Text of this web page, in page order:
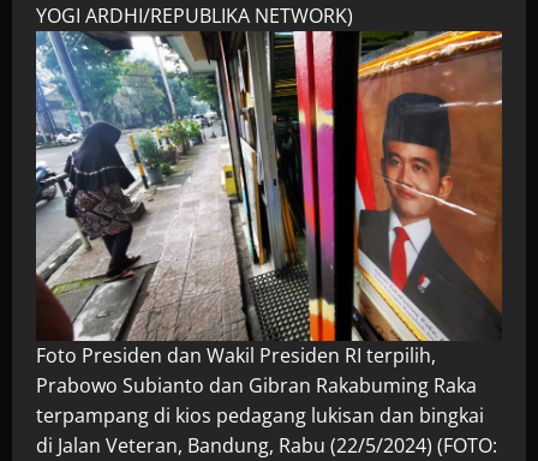
YOGI ARDHI/REPUBLIKA NETWORK)
Foto Presiden dan Wakil Presiden RI terpilih,
Prabowo Subianto dan Gibran Rakabuming Raka
terpampang di kios pedagang lukisan dan bingkai
di Jalan Veteran, Bandung, Rabu (22/5/2024) (FOTO: